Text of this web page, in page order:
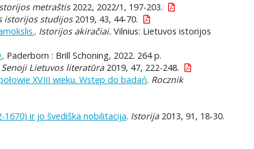
metraštis2022, 2022/1, 197-203.
istorijos studijos2019, 43, 44-70.
. Istorijos akiračiai. Vilnius: Lietuvos istorijos
. Paderborn : Brill Schoning, 2022. 264 p.
Senoji Lietuvos literatūra2019, 47, 222-248.
XVIII wieku. Wstęp do badań. Rocznik
1670) ir jo švediška nobilitacija. Istorija2013, 91, 18-30.